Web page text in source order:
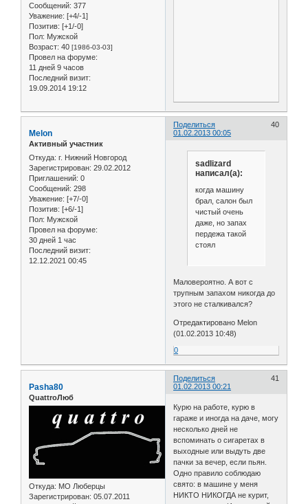
Сообщений: 377
Уважение: [+4/-1]
Позитив: [+1/-0]
Пол: Мужской
Возраст: 40 [1986-03-03]
Провел на форуме:
11 дней 9 часов
Последний визит:
19.09.2014 19:12
Поделиться
40
01.02.2013 00:05
Melon
Активный участник
Откуда: г. Нижний Новгород
Зарегистрирован: 29.02.2012
Приглашений: 0
Сообщений: 298
Уважение: [+7/-0]
Позитив: [+6/-1]
Пол: Мужской
Провел на форуме:
30 дней 1 час
Последний визит:
12.12.2021 00:45
sadlizard
написал(а):
когда машину
брал, салон был
чистый очень
даже, но запах
пердежа такой
стоял
Маловероятно. А вот с
трупным запахом никогда до
этого не сталкивался?
Отредактировано Melon
(01.02.2013 10:48)
0
Поделиться
41
01.02.2013 00:21
Pasha80
QuattroЛюб
Откуда: МО Люберцы
Зарегистрирован: 05.07.2011
Курю на работе, курю в
гараже и иногда на даче, могу
несколько дней не
вспоминать о сигаретах в
выходные или выдуть две
пачки за вечер, если пьян.
Одно правило соблюдаю
свято: в машине у меня
НИКТО НИКОГДА не курит,